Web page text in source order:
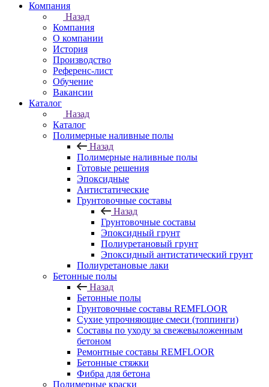
Компания
Назад
Компания
О компании
История
Производство
Референс-лист
Обучение
Вакансии
Каталог
Назад
Каталог
Полимерные наливные полы
Назад
Полимерные наливные полы
Готовые решения
Эпоксидные
Антистатические
Грунтовочные составы
Назад
Грунтовочные составы
Эпоксидный грунт
Полиуретановый грунт
Эпоксидный антистатический грунт
Полиуретановые лаки
Бетонные полы
Назад
Бетонные полы
Грунтовочные составы REMFLOOR
Сухие упрочняющие смеси (топпинги)
Составы по уходу за свежевыложенным
бетоном
Ремонтные составы REMFLOOR
Бетонные стяжки
Фибра для бетона
Полимерные краски